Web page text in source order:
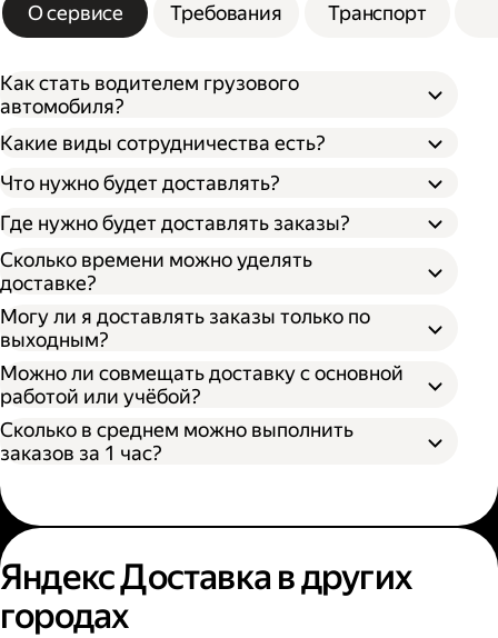
О сервисе Требования Транспорт
Как стать водителем грузового
автомобиля?
Какие виды сотрудничества есть?
Через парк;
Через парк как самозанятый;
Как самозанятый;
Что нужно будет доставлять?
Где нужно будет доставлять заказы?
Сколько времени можно уделять
доставке?
Могу ли я доставлять заказы только по
выходным?
Можно ли совмещать доставку с основной
работой или учёбой?
Сколько в среднем можно выполнить
заказов за 1 час?
Яндекс Доставка в других
городах